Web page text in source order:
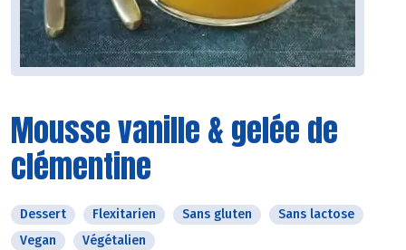
Mousse vanille & gelée de
clémentine
Dessert Flexitarien Sans gluten
Sans lactose
Vegan
Végétalien